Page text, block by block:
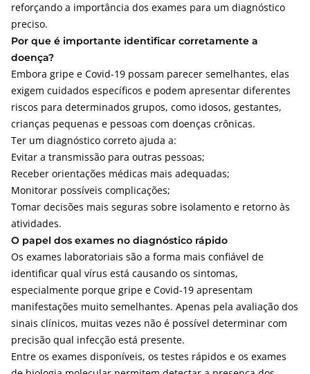
reforçando a importância dos exames para um diagnóstico
preciso.
Por que é importante identificar corretamente a
doença?
Embora gripe e Covid-19 possam parecer semelhantes, elas
exigem cuidados específicos e podem apresentar diferentes
riscos para determinados grupos, como idosos, gestantes,
crianças pequenas e pessoas com doenças crônicas.
Ter um diagnóstico correto ajuda a:
Evitar a transmissão para outras pessoas;
Receber orientações médicas mais adequadas;
Monitorar possíveis complicações;
Tomar decisões mais seguras sobre isolamento e retorno às
atividades.
O papel dos exames no diagnóstico rápido
Os exames laboratoriais são a forma mais confiável de
identificar qual vírus está causando os sintomas,
especialmente porque gripe e Covid-19 apresentam
manifestações muito semelhantes. Apenas pela avaliação dos
sinais clínicos, muitas vezes não é possível determinar com
precisão qual infecção está presente.
Entre os exames disponíveis, os testes rápidos e os exames